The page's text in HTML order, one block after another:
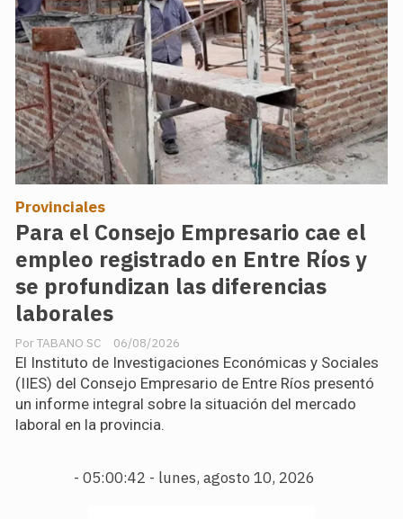
Para el Consejo Empresario cae el
empleo registrado en Entre Ríos y
se profundizan las diferencias
laborales
TABANO SC
Provinciales
06/08/2026
El Instituto de Investigaciones Económicas y Sociales
(IIES) del Consejo Empresario de Entre Ríos presentó
un informe integral sobre la situación del mercado
laboral en la provincia.
- 05:00:44 - lunes, agosto 10, 2026